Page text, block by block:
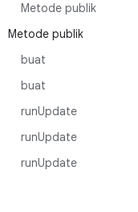
Metode publik
Metode publik
buat
buat
runUpdate
runUpdate
runUpdate